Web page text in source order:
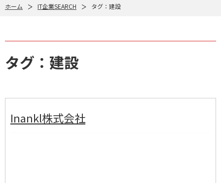
ホーム IT企業SEARCH タグ：建設
タグ：建設
Inankl株式会社